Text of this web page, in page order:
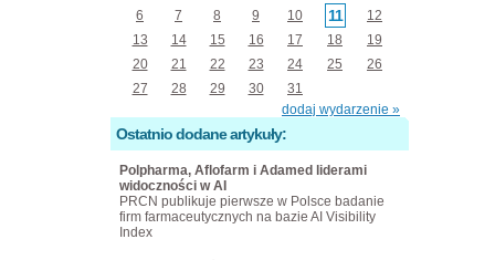
6
7 8 9 10 11
12
13
14 15 16 17 18
19
20
21 22 23 24 25
26
27
28 29 30
31
dodaj wydarzenie »
Ostatnio dodane artykuły:
Polpharma, Aflofarm i Adamed liderami
widoczności w AI
PRCN publikuje pierwsze w Polsce badanie
firm farmaceutycznych na bazie AI Visibility
Index